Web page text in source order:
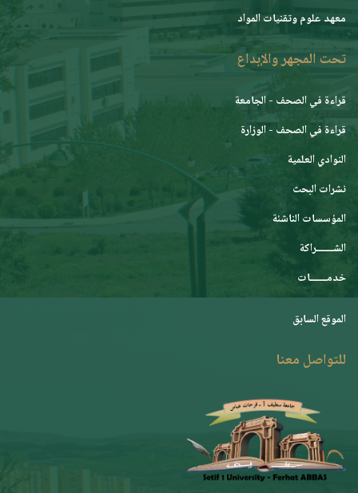
معهد علوم وتقنيات المواد
تحت المجهر والإبداع
قراءة في الصحف - الجامعة
قراءة في الصحف - الوزارة
النوادي العلمية
نشرات البحث
المؤسسات الناشئة
الشـــــــراكة
خدمـــــــات
الموقع السابق
للتواصل معنا